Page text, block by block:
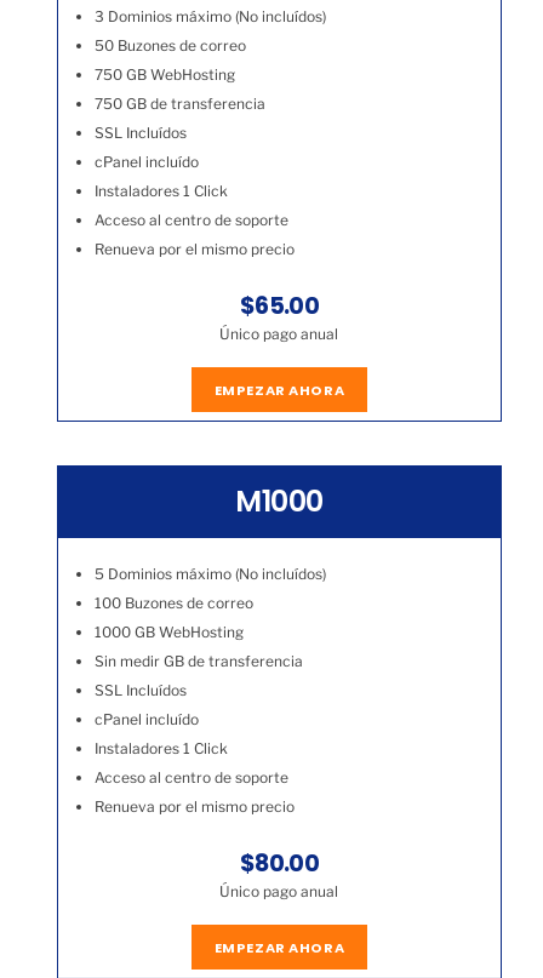
3 Dominios máximo (No incluídos)
50 Buzones de correo
750 GB WebHosting
750 GB de transferencia
SSL Incluídos
cPanel incluído
Instaladores 1 Click
Acceso al centro de soporte
Renueva por el mismo precio
$65.00
Único pago anual
EMPEZAR AHORA
M1000
5 Dominios máximo (No incluídos)
100 Buzones de correo
1000 GB WebHosting
Sin medir GB de transferencia
SSL Incluídos
cPanel incluído
Instaladores 1 Click
Acceso al centro de soporte
Renueva por el mismo precio
$80.00
Único pago anual
EMPEZAR AHORA